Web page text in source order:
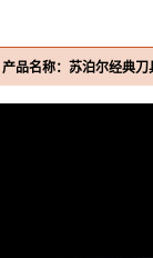
产品名称：苏泊尔经典刀